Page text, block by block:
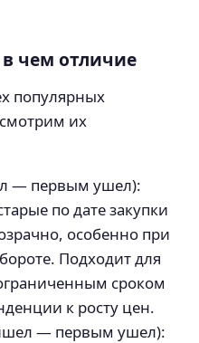
чем отличие
популярных
их
— первым ушел):
по дате закупки
особенно при
Подходит для
сроком
к росту цен.
— первым ушел):